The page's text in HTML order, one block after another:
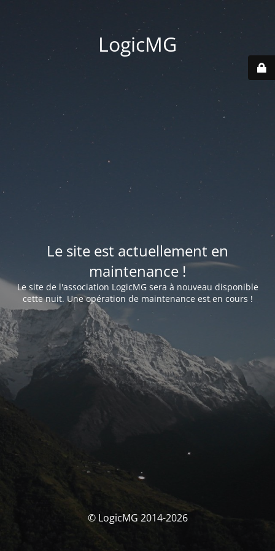
LogicMG
Le site est actuellement en
maintenance !
Le site de l'association LogicMG sera à nouveau disponible
cette nuit. Une opération de maintenance est en cours !
© LogicMG 2014-2026